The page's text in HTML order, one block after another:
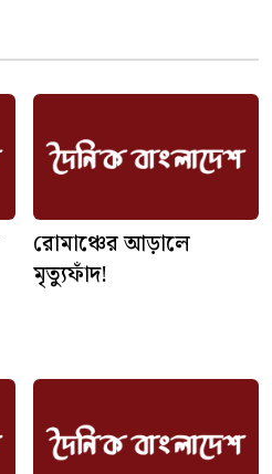
রোমাঞ্চের আড়ালে
মৃত্যুফাঁদ!